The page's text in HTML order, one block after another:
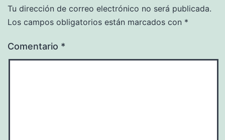
Tu dirección de correo electrónico no será publicada.
Los campos obligatorios están marcados con *
Comentario *